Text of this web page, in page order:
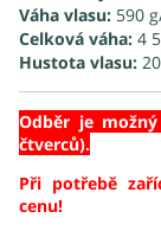
Váha vlasu: 590
Celková váha: 4
Hustota vlasu:
Odběr je
čtverců).
Při potřebě
cenu!